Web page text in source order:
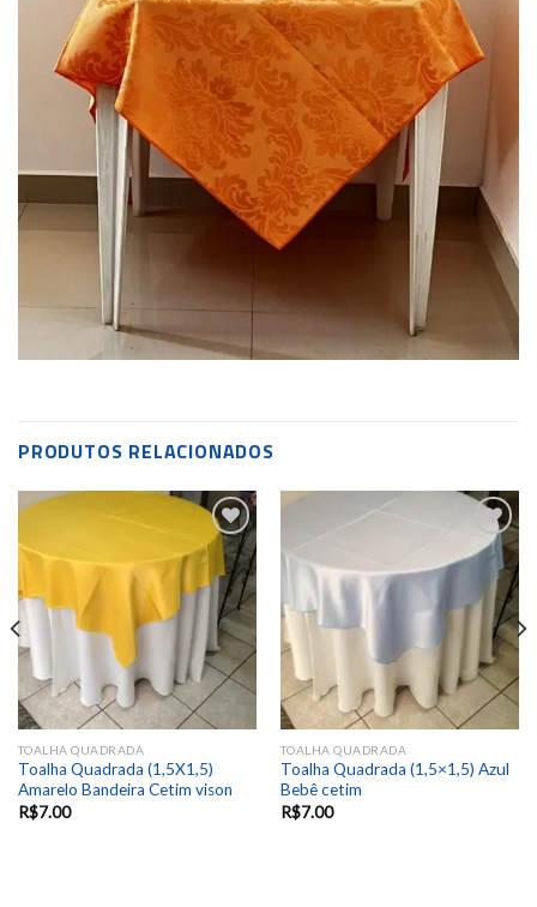
PRODUTOS RELACIONADOS
Add to
wishlist
TOALHA QUADRADA
Toalha Quadrada (1,5X1,5)
Amarelo Bandeira Cetim vison
R$7.00
Add to
wishlist
TOALHA QUADRADA
Toalha Quadrada (1,5×1,5) Azul
Bebê cetim
R$7.00